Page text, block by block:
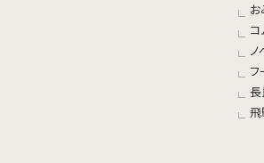
コ
ノ
フ
飛